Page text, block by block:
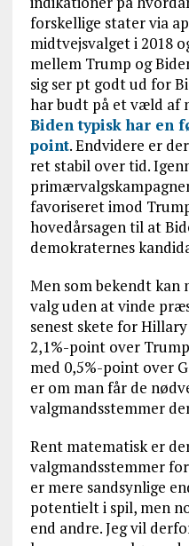
forskellige stater via
midtvejsvalget i 2018
mellem Trump og
sig ser pt godt ud for
har budt på et væld af
Biden typisk har en
point. Endvidere er
ret stabil over tid.
favoriseret imod
hovedårsagen til at
demokraternes
Men som bekendt kan
valg uden at vinde
senest skete for
2,1%-point over
med 0,5%-point over
er om man får de
valgmandsstemmer
Rent matematisk er
valgmandsstemmer
er mere sandsynlige
potentielt i spil, men
end andre. Jeg vil